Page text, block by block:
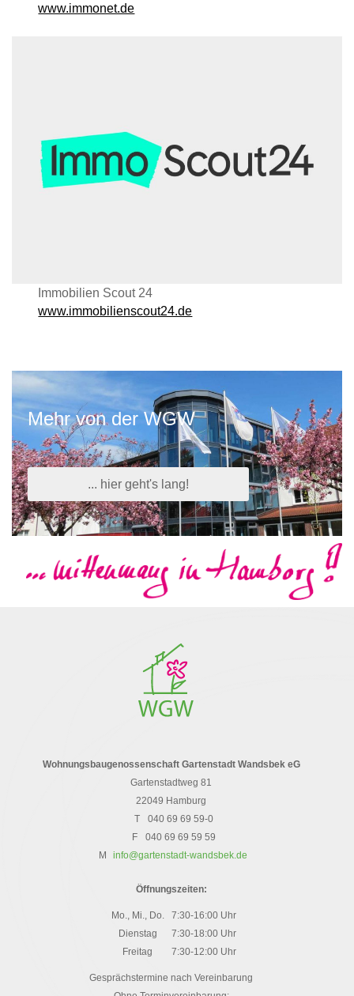
www.immonet.de
Immobilien Scout 24
www.immobilienscout24.de
Mehr von der WGW
... hier geht's lang!
Wohnungsbaugenossenschaft Gartenstadt Wandsbek eG
Gartenstadtweg 81
22049 Hamburg
T
040 69 69 59-0
F
040 69 69 59 59
M
info@gartenstadt-wandsbek.de
Öffnungszeiten:
Mo., Mi., Do.
7:30-16:00 Uhr
Dienstag
7:30-18:00 Uhr
Freitag
7:30-12:00 Uhr
Gesprächstermine nach Vereinbarung